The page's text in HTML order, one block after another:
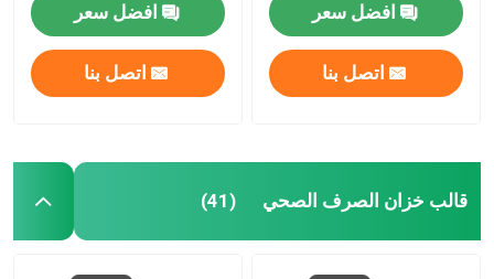
حقيبة سفر مقاومة للماء
ألواح الصلب المدرفلة على البارد
افضل سعر
اتصل بنا
افضل سعر
اتصل بنا
قالب خزان الصرف الصحي (41)